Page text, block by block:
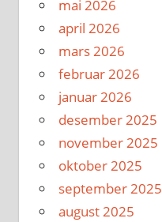
mai 2026
april 2026
mars 2026
februar 2026
januar 2026
desember 2025
november 2025
oktober 2025
september 2025
august 2025